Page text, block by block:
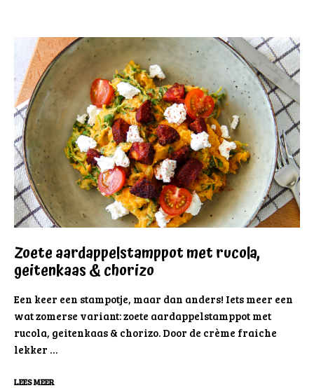
Zoete aardappelstamppot met rucola,
geitenkaas & chorizo
Een keer een stampotje, maar dan anders! Iets meer een
wat zomerse variant: zoete aardappelstamppot met
rucola, geitenkaas & chorizo. Door de crème fraiche
lekker …
LEES MEER